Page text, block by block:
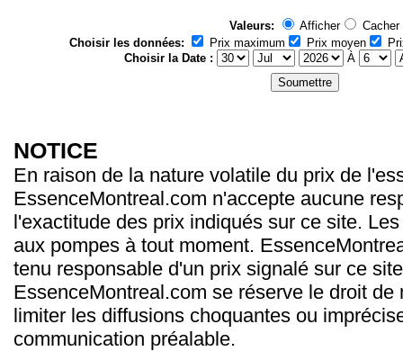
Valeurs: Afficher
Cacher
Choisir les données:
Prix maximum Prix moyen
Choisir la Date :
À
NOTICE
En raison de la nature volatile du prix de
EssenceMontreal.com n'accepte aucune
l'exactitude des prix indiqués sur ce site.
aux pompes à tout moment.
tenu responsable d'un prix signalé sur ce
EssenceMontreal.com se réserve le droit de
limiter les diffusions choquantes ou
communication préalable.